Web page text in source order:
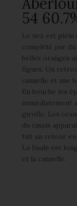
54
Le nez est plein
complété par
belles oranges
figues. On
cannelle et une
En bouche les
immédiatement
girofle. Les
du cassis
fait un retour en
La finale est
et la cannelle.